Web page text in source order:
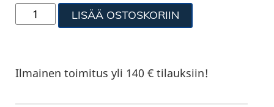
LISÄÄ OSTOSKORIIN
Ilmainen toimitus yli 140 € tilauksiin!